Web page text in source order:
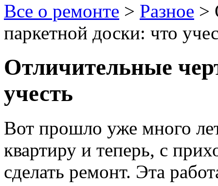
Все о ремонте > Разное >
паркетной доски: что
Отличительные
учесть
Вот прошло уже много
квартиру и теперь, с
сделать ремонт. Эта